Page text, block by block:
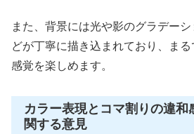
また、背景には光や影のグラデー
どが丁寧に描き込まれており、ま
感覚を楽しめます。
カラー表現とコマ割りの違和
関する意見